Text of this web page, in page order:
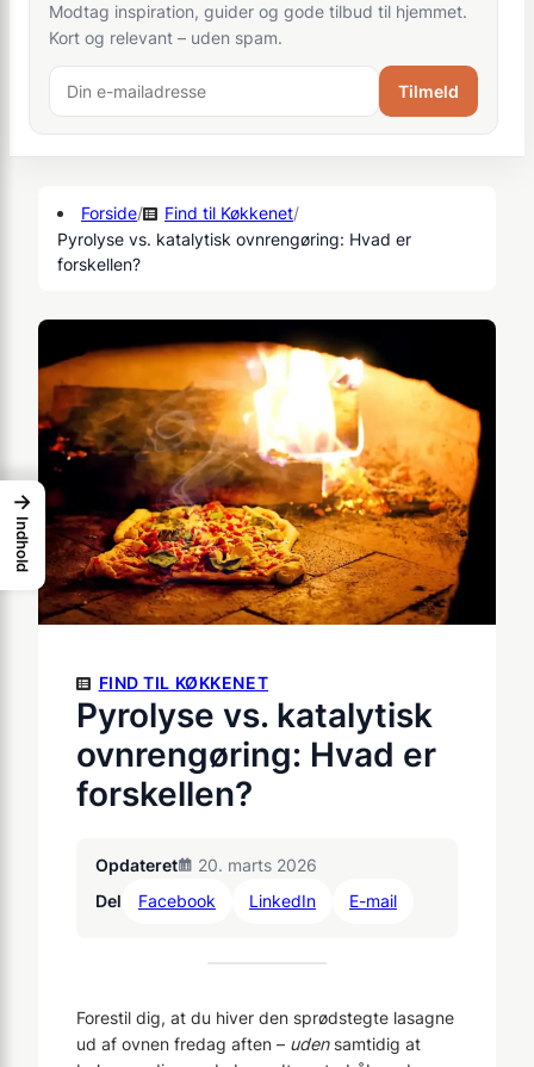
Modtag inspiration, guider og gode tilbud til hjemmet.
Kort og relevant – uden spam.
Tilmeld
Forside/ Find til Køkkenet/
Pyrolyse vs. katalytisk ovnrengøring: Hvad er
forskellen?
FIND TIL KØKKENET
Pyrolyse vs. katalytisk
ovnrengøring: Hvad er
forskellen?
Opdateret
20. marts 2026
Del
Facebook LinkedIn E-mail
Forestil dig, at du hiver den sprødstegte lasagne
ud af ovnen fredag aften – udensamtidig at
→
Indhold